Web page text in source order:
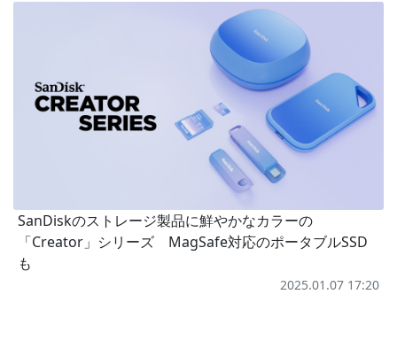
SanDiskのストレージ製品に鮮やかなカラーの
「Creator」シリーズ MagSafe対応のポータブルSSD
も
2025.01.07 17:20